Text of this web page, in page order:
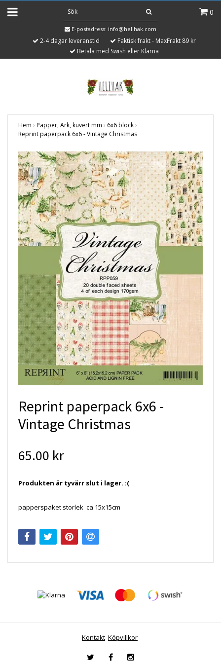
0
E-postadress: info@helihak.com
2-4 dagar leveranstid
Faktisk frakt - MaxFrakt 89 kr
Betala med Swish eller Klarna
Hem › Papper, Ark, kuvert mm › 6x6 block›
Reprint paperpack 6x6 - Vintage Christmas
Reprint paperpack 6x6 -
Vintage Christmas
65.00 kr
Produkten är tyvärr slut i lager. :(
papperspaket storlek ca 15x15cm
Kontakt Köpvillkor